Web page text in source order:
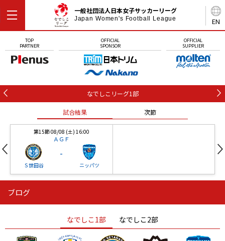
EN
一般社団法人日本女子サッカーリーグ
Japan Women's Football League
TOP
PARTNER
OFFICIAL
SPONSOR
OFFICIAL
SUPPLIER
なでしこリーグ1部
試合結果 次節
第15節 08/08 (土) 16:00
ＡＧＦ
Ｓ世田谷
-
ニッパツ
ニッパツ
ニッパツ 名古屋
石人の星
静岡 愛媛Ｌ
ブログ
なでしこ1部 なでしこ2部